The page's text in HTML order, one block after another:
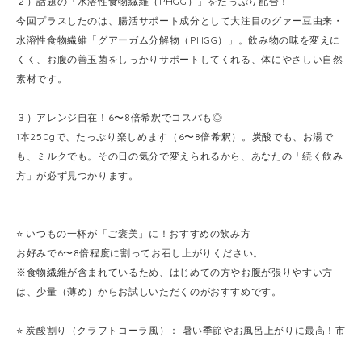
今回プラスしたのは、腸活サポート成分として大注目のグァー豆由来・
水溶性食物繊維「グアーガム分解物（PHGG）」。飲み物の味を変えに
くく、お腹の善玉菌をしっかりサポートしてくれる、体にやさしい自然
素材です。
３）アレンジ自在！6〜8倍希釈でコスパも◎
1本250gで、たっぷり楽しめます（6〜8倍希釈）。炭酸でも、お湯で
も、ミルクでも。その日の気分で変えられるから、あなたの「続く飲み
方」が必ず見つかります。
⭐️ いつもの一杯が「ご褒美」に！おすすめの飲み方
お好みで6〜8倍程度に割ってお召し上がりください。
※食物繊維が含まれているため、はじめての方やお腹が張りやすい方
は、少量（薄め）からお試しいただくのがおすすめです。
⭐️ 炭酸割り（クラフトコーラ風）： 暑い季節やお風呂上がりに最高！市